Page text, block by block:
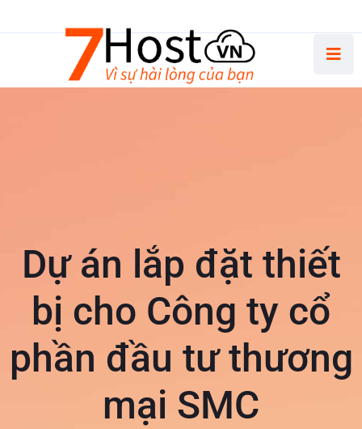
Dự án lắp đặt thiết
bị cho Công ty cổ
phần đầu tư thương
mại SMC